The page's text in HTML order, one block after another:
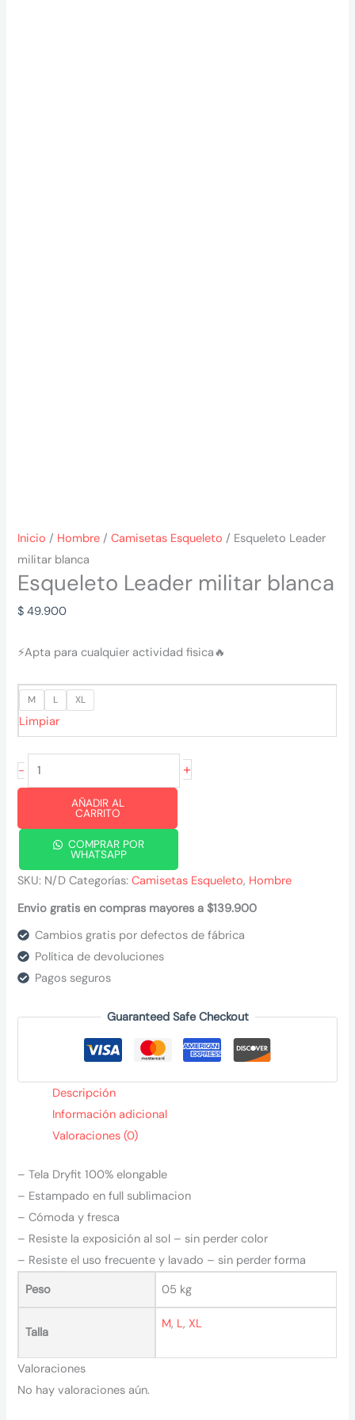
Inicio / Hombre /Camisetas Esqueleto / Esqueleto Leader
militar blanca
Esqueleto Leader militar blanca
$ 49.900
⚡Apta para cualquier actividad fisica🔥
M L XL
Limpiar
-
Esqueleto
Leader
blanca
cantidad
+
AÑADIR AL
CARRITO
COMPRAR POR
WHATSAPP
SKU: N/D Categorías:Camisetas Esqueleto, Hombre
Envio gratis en compras mayores a $139.900
Cambios gratis por defectos de fábrica
Política de devoluciones
Pagos seguros
Guaranteed Safe Checkout
Descripción
Información adicional
Valoraciones (0)
– Tela Dryfit 100% elongable
– Estampado en full sublimacion
– Cómoda y fresca
– Resiste la exposición al sol – sin perder color
– Resiste el uso frecuente y lavado – sin perder forma
Peso
05 kg
Talla
M, L, XL
Valoraciones
No hay valoraciones aún.